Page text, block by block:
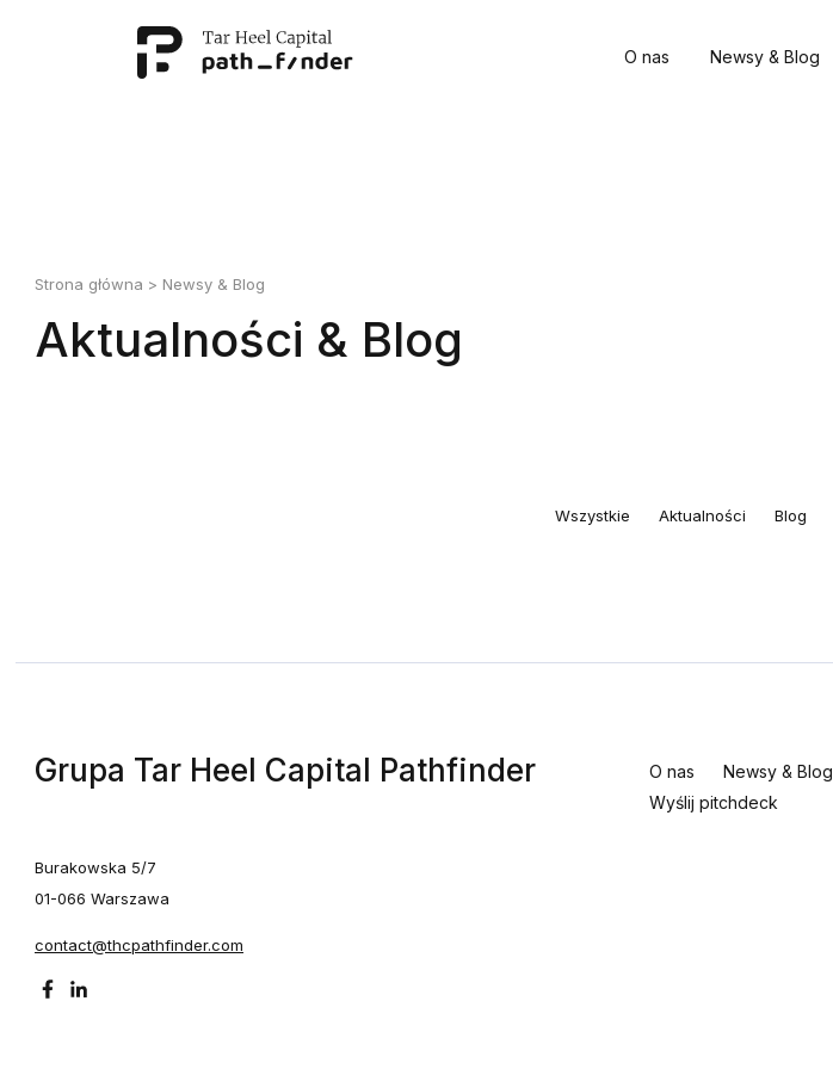
O nas Newsy & Blog
This is my archive
Strona główna > Newsy & Blog
Aktualności & Blog
Wszystkie Aktualności Blog
Grupa Tar Heel Capital Pathfinder
Burakowska 5/7
01-066 Warszawa
contact@thcpathfinder.com
O nas Newsy & Blog
Wyślij pitchdeck